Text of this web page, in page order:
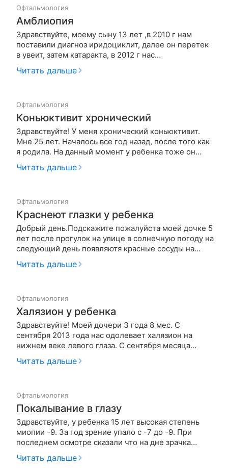
Офтальмология
Амблиопия
Здравствуйте, моему сыну 13 лет ,в 2010 г нам
поставили диагноз иридоциклит, далее он перетек
в увеит, затем катаракта, в 2012 г нас
прооперировали в КазНИИ г Алматы по поводу
катаракты, замена хрусталика на ИОЛ, на данный
Читать дальше
Офтальмология
Коньюктивит хронический
Здравствуйте! У меня хронический коньюктивит.
Мне 25 лет. Началось все год назад, после того как
я родила. На данный момент у ребенка тоже он
хронический.Ребенку 1 год и 1 месяц с рождение
был дакриоцистит.Сейчас нет. пол года назад
Читать дальше
Офтальмология
Краснеют глазки у ребенка
Добрый день.Подскажите пожалуйста моей дочке 5
лет после прогулок на улице в солнечную погоду на
следующий день появляютя красные сосуды на
белке.Были у двух окулистов говорят
аллергическая реакция,выписывали капли
Читать дальше
Офтальмология
Халязион у ребенка
Здравствуйте! Моей дочери 3 года 8 мес. С
сентября 2013 года нас одолевает халязион на
нижнем веке левого глаза. С сентября месяца
лечились всеми возможными каплями и мазями. С 9
по 14 апреля по назначению врача прокапали
Читать дальше
Офтальмология
Покалывание в глазу
Здравствуйте, у ребенка 15 лет высокая степень
миопии -9. За год зрение упало с -7 до -9. При
последнем осмотре сказали что на дне зрачка
появились темные пятна. Подозрение на отслоение
сетчатки . Сказали что нужна операция , но в нашем
Читать дальше